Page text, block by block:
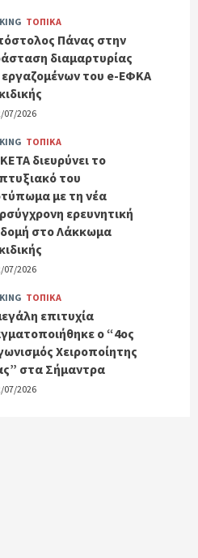
ΤΟΠΙΚΑ
Πάνας στην
διαμαρτυρίας
του e-ΕΦΚΑ
07/2026
ΤΟΠΙΚΑ
διευρύνει το
του
με τη νέα
ερευνητική
στο Λάκκωμα
07/2026
ΤΟΠΙΚΑ
επιτυχία
ο “4ος
Χειροποίητης
στα Σήμαντρα
07/2026